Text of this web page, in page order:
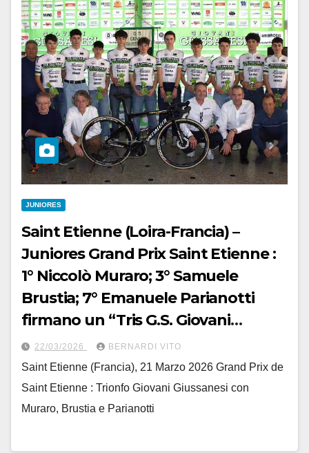
JUNIORES
Saint Etienne (Loira-Francia) –
Juniores Grand Prix Saint Etienne :
1° Niccolò Muraro; 3° Samuele
Brustia; 7° Emanuele Parianotti
firmano un “Tris G.S. Giovani
Giussanesi”
22/03/2026 BERNARDI VITO
Saint Etienne (Francia), 21 Marzo 2026 Grand Prix de
Saint Etienne : Trionfo Giovani Giussanesi con
Muraro, Brustia e Parianotti